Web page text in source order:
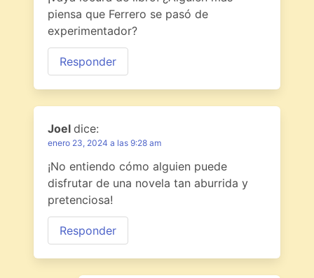
piensa que Ferrero se pasó de
experimentador?
Responder
Joel dice:
enero 23, 2024 a las 9:28 am
¡No entiendo cómo alguien puede
disfrutar de una novela tan aburrida y
pretenciosa!
Responder